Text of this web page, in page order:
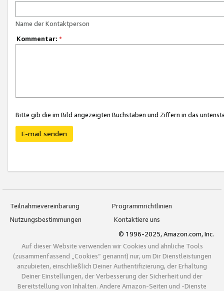
Name der Kontaktperson
Kommentar: *
Bitte gib die im Bild angezeigten Buchstaben und Ziffern in das
E-mail senden
Teilnahmevereinbarung
Programmrichtlinien
Nutzungsbestimmungen
Kontaktiere uns
© 1996-2025, Amazon.com, Inc.
Auf dieser Website verwenden wir Cookies und ähnliche Tools
(zusammenfassend „Cookies“ genannt) nur, um Dir Dienstleistungen
anzubieten, einschließlich Deiner Authentifizierung, der Erhaltung
Deiner Einstellungen, der Verbesserung der Sicherheit und der
Bereitstellung von Inhalten. Andere Amazon-Seiten und -Dienste